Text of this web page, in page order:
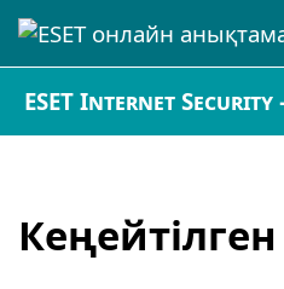
ESET Internet